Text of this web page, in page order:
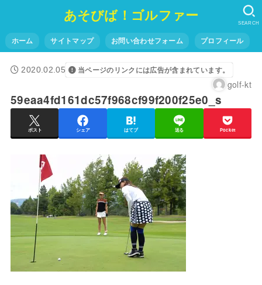
あそびば！ゴルファー
ホーム サイトマップ お問い合わせフォーム プロフィール
SEARCH
2020.02.05 当ページのリンクには広告が含まれています。
golf-kt
59eaa4fd161dc57f968cf99f200f25e0_s
ポスト シェア はてブ 送る Pocket